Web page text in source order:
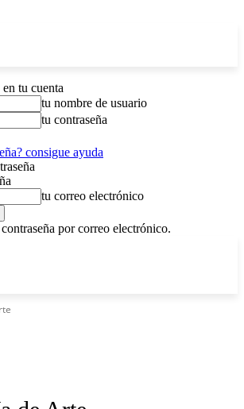
tu cuenta
tu nombre de usuario
tu contraseña
consigue ayuda
tu correo electrónico
por correo electrónico.